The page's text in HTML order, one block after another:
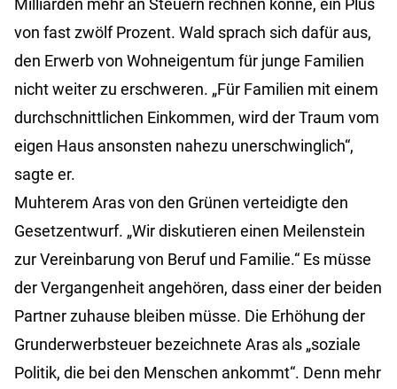
Milliarden mehr an Steuern rechnen könne, ein Plus
von fast zwölf Prozent. Wald sprach sich dafür aus,
den Erwerb von Wohneigentum für junge Familien
nicht weiter zu erschweren. „Für Familien mit einem
durchschnittlichen Einkommen, wird der Traum vom
eigen Haus ansonsten nahezu unerschwinglich“,
sagte er.
Muhterem Aras von den Grünen verteidigte den
Gesetzentwurf. „Wir diskutieren einen Meilenstein
zur Vereinbarung von Beruf und Familie.“ Es müsse
der Vergangenheit angehören, dass einer der beiden
Partner zuhause bleiben müsse. Die Erhöhung der
Grunderwerbsteuer bezeichnete Aras als „soziale
Politik, die bei den Menschen ankommt“. Denn mehr